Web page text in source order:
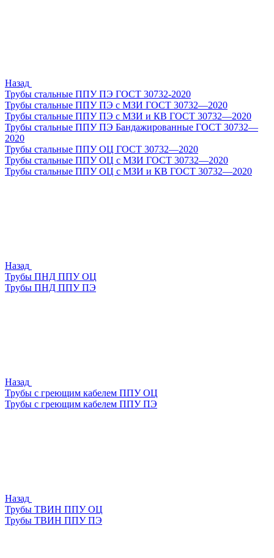
Назад
Трубы стальные ППУ ПЭ ГОСТ 30732-2020
Трубы стальные ППУ ПЭ с МЗИ ГОСТ 30732—2020
Трубы стальные ППУ ПЭ с МЗИ и КВ ГОСТ 30732—2020
Трубы стальные ППУ ПЭ Бандажированные ГОСТ 30732—
2020
Трубы стальные ППУ ОЦ ГОСТ 30732—2020
Трубы стальные ППУ ОЦ с МЗИ ГОСТ 30732—2020
Трубы стальные ППУ ОЦ с МЗИ и КВ ГОСТ 30732—2020
Назад
Трубы ПНД ППУ ОЦ
Трубы ПНД ППУ ПЭ
Назад
Трубы с греющим кабелем ППУ ОЦ
Трубы с греющим кабелем ППУ ПЭ
Назад
Трубы ТВИН ППУ ОЦ
Трубы ТВИН ППУ ПЭ